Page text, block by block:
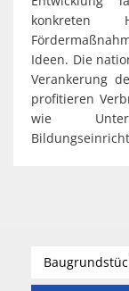
konkreten
Ideen. Die
Verankerung
profitieren
wie